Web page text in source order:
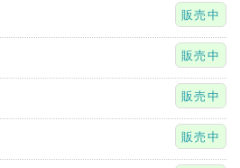
販売中
販売中
販売中
販売中